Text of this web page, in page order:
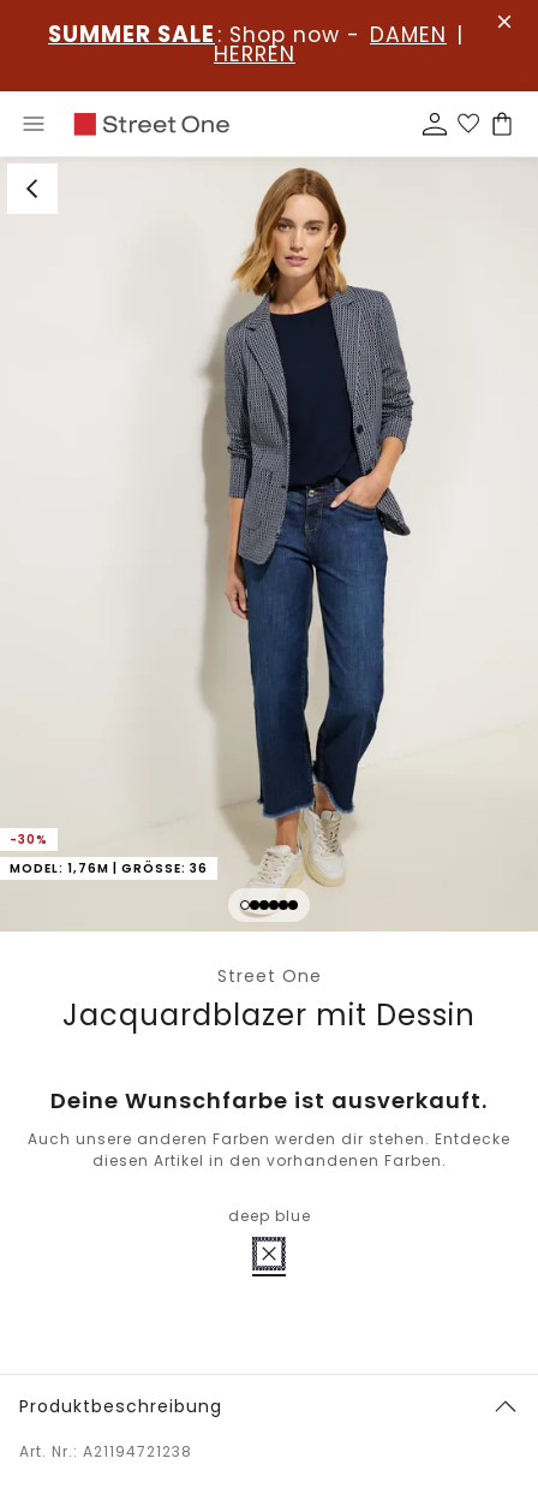
SUMMER SALE : Shop now - DAMEN |
HERREN
-30%
MODEL: 1,76M | GRÖSSE: 36
Street One
Jacquardblazer mit Dessin
Deine Wunschfarbe ist ausverkauft.
Auch unsere anderen Farben werden dir stehen. Entdecke
diesen Artikel in den vorhandenen Farben.
deep blue
Produktbeschreibung
Art. Nr.: A21194721238